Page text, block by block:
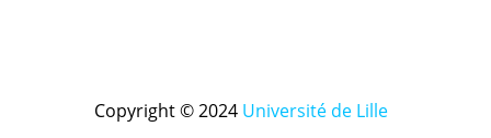
Copyright © 2024 Université de Lille